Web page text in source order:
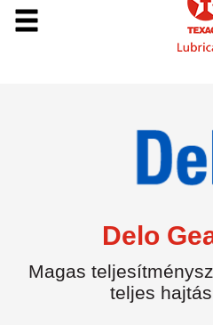
Delo
Magas
teljes